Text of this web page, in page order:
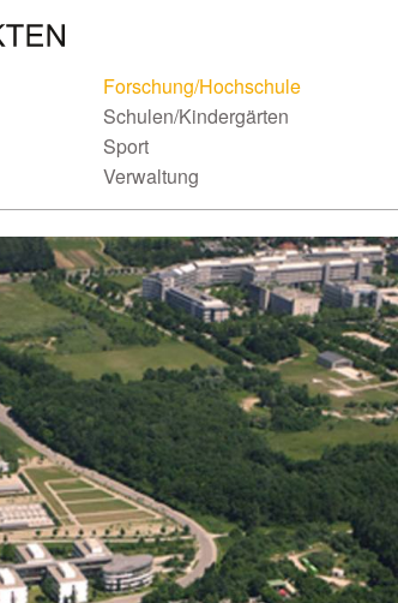
Forschung/Hochschule
Schulen/Kindergärten
Sport
Verwaltung